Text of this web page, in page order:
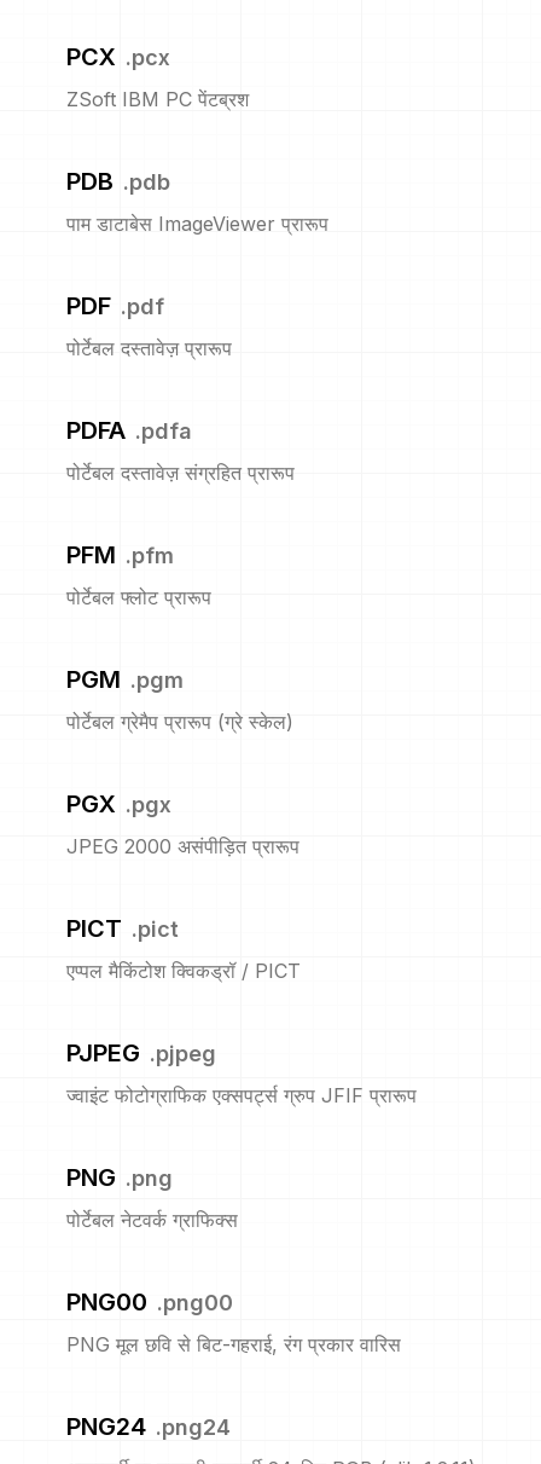
PCX .pcx
ZSoft IBM PC पेंटब्रश
PDB .pdb
पाम डाटाबेस ImageViewer प्रारूप
PDF .pdf
पोर्टेबल दस्तावेज़ प्रारूप
PDFA .pdfa
पोर्टेबल दस्तावेज़ संग्रहित प्रारूप
PFM .pfm
पोर्टेबल फ्लोट प्रारूप
PGM .pgm
पोर्टेबल ग्रेमैप प्रारूप (ग्रे स्केल)
PGX .pgx
JPEG 2000 असंपीड़ित प्रारूप
PICT .pict
एप्पल मैकिंटोश क्विकड्रॉ / PICT
PJPEG .pjpeg
ज्वाइंट फोटोग्राफिक एक्सपर्ट्स ग्रुप JFIF प्रारूप
PNG .png
पोर्टेबल नेटवर्क ग्राफिक्स
PNG00 .png00
PNG मूल छवि से बिट-गहराई, रंग प्रकार वारिस
PNG24 .png24